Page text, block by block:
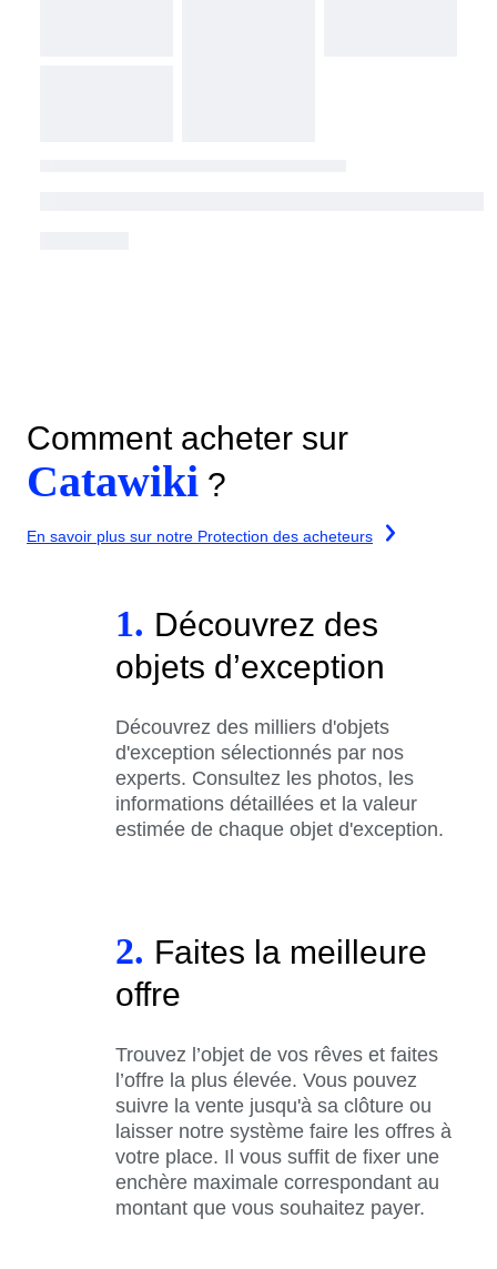
Comment acheter sur
Catawiki ?
En savoir plus sur notre Protection des acheteurs
1. Découvrez des
objets d’exception
Découvrez des milliers d'objets
d'exception sélectionnés par nos
experts. Consultez les photos, les
informations détaillées et la valeur
estimée de chaque objet d'exception.
2. Faites la meilleure
offre
Trouvez l’objet de vos rêves et faites
l’offre la plus élevée. Vous pouvez
suivre la vente jusqu'à sa clôture ou
laisser notre système faire les offres à
votre place. Il vous suffit de fixer une
enchère maximale correspondant au
montant que vous souhaitez payer.